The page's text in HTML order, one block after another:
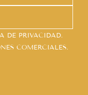
DE PRIVACIDAD.
COMERCIALES.